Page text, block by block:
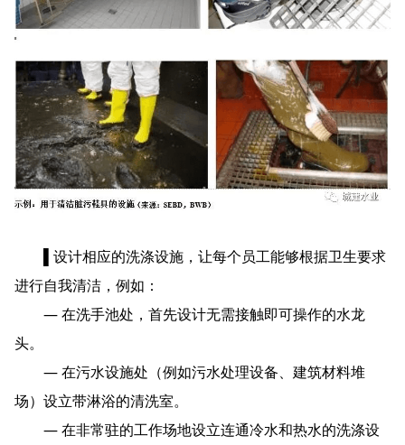
▌设计相应的洗涤设施，让每个员工能够根据卫生要求
进行自我清洁，例如：
— 在洗手池处，首先设计无需接触即可操作的水龙
头。
— 在污水设施处（例如污水处理设备、建筑材料堆
场）设立带淋浴的清洗室。
— 在非常驻的工作场地设立连通冷水和热水的洗涤设